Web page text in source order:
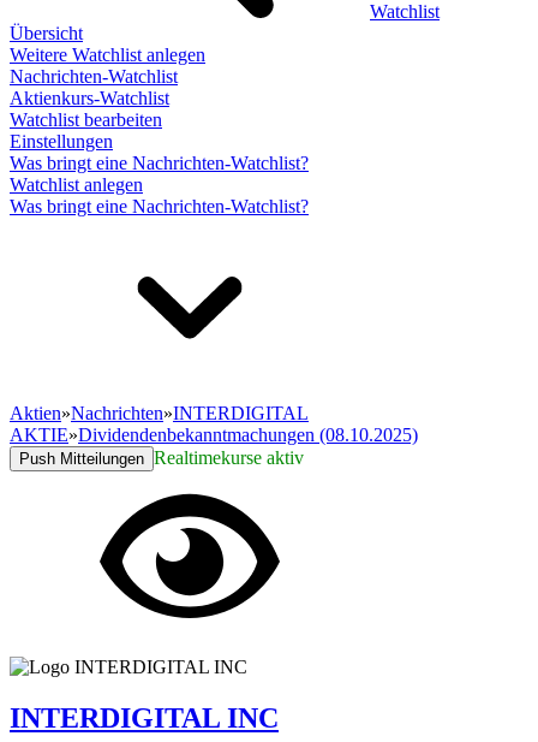
Watchlist
Übersicht
Weitere Watchlist anlegen
Nachrichten-Watchlist
Aktienkurs-Watchlist
Watchlist bearbeiten
Einstellungen
Was bringt eine Nachrichten-Watchlist?
Watchlist anlegen
Was bringt eine Nachrichten-Watchlist?
Aktien»Nachrichten»INTERDIGITAL
AKTIE»Dividendenbekanntmachungen (08.10.2025)
Push Mitteilungen Realtimekurse aktiv
INTERDIGITAL INC